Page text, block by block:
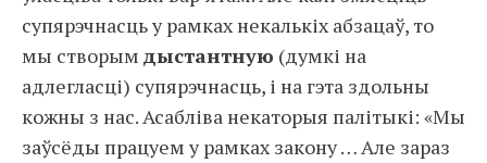
супярэчнасць у рамках некалькіх абзацаў, то
мы створым дыстантную (думкі на
адлегласці) супярэчнасць, і на гэта здольны
кожны з нас. Асабліва некаторыя палітыкі: «Мы
заўсёды працуем у рамках закону … Але зараз